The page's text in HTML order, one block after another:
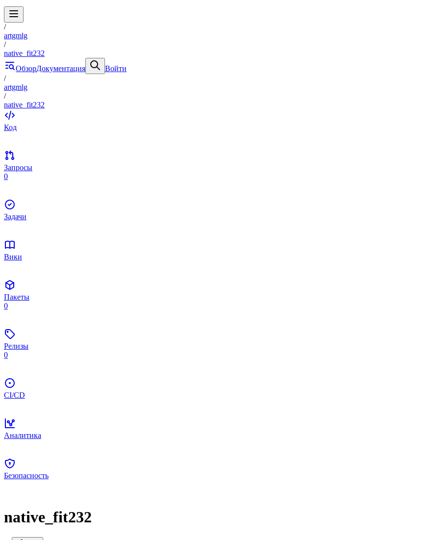
/
artgmlg
/
native_fit232
ОбзорДокументация
Войти
/
artgmlg
/
native_fit232
Код
Запросы
0
Задачи
Вики
Пакеты
0
Релизы
0
CI/CD
Аналитика
Безопасность
native_fit232